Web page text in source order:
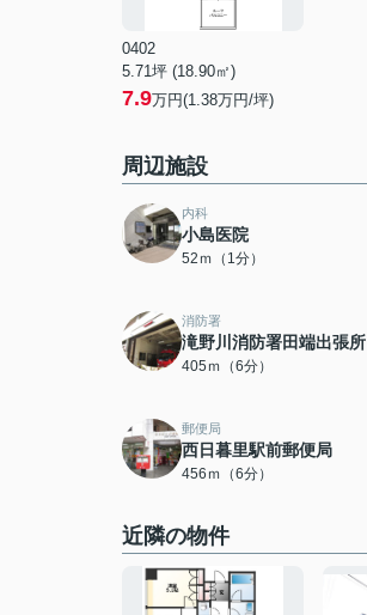
0402
5.71坪 (18.90㎡)
7.9万円(1.38万円/坪)
周辺施設
内科
小島医院
52ｍ（1分）
消防署
滝野川消防署田端出張所
405ｍ（6分）
郵便局
西日暮里駅前郵便局
456ｍ（6分）
近隣の物件